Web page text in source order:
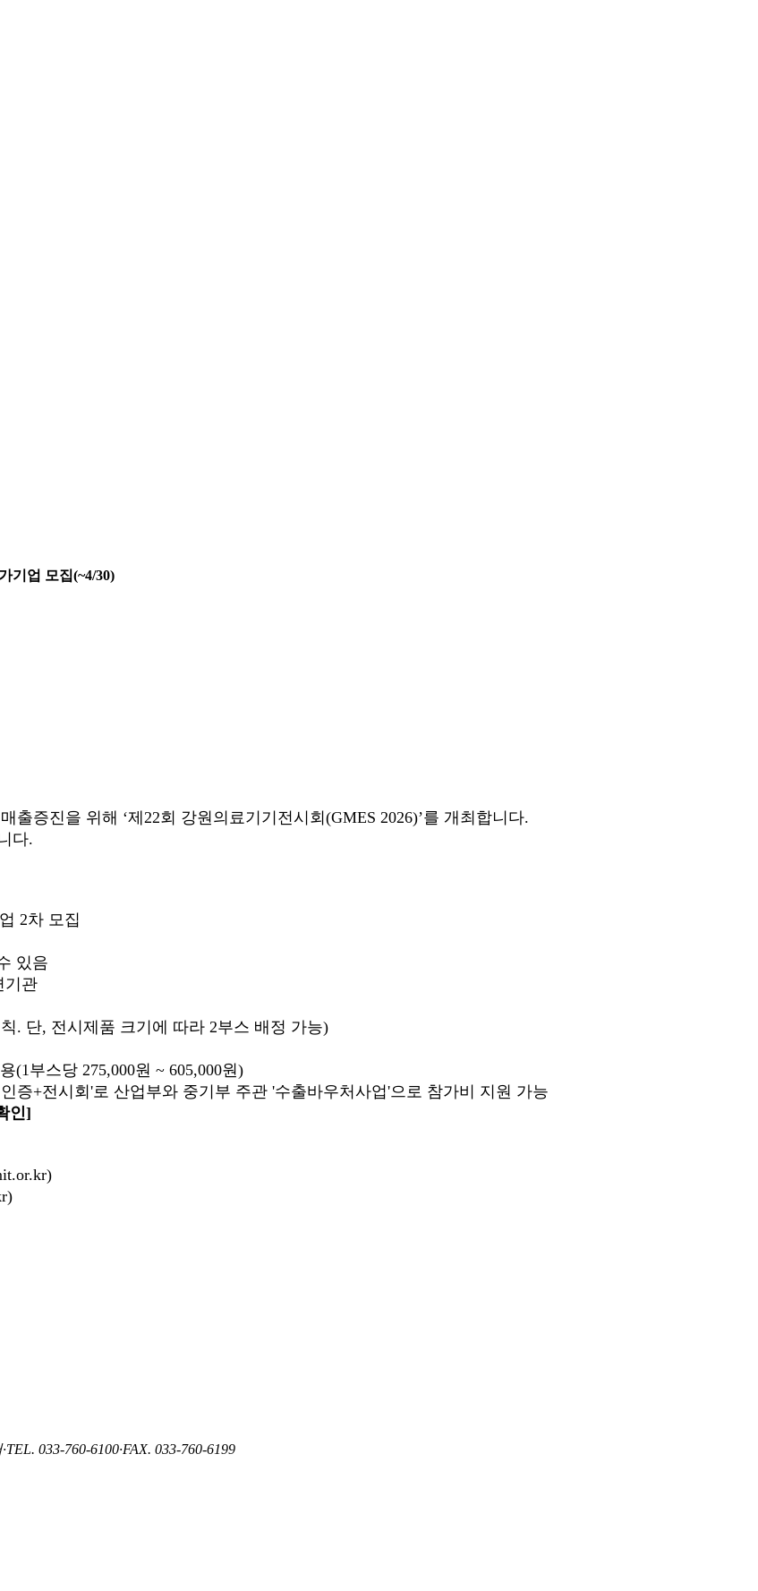
기업 모집(~4/30)
증진을 위해 ‘제22회 강원의료기기전시회(GMES 2026)’를 개최합니다.
다.
2차 모집
있음
기관
단, 전시제품 크기에 따라 2부스 배정 가능)
부스당 275,000원 ~ 605,000원)
+전시회'로 산업부와 중기부 주관 '수출바우처사업'으로 참가비 지원 가능
인]
·TEL. 033-760-6100·FAX. 033-760-6199